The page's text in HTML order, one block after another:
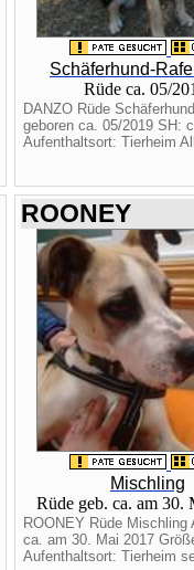
Schäferhund-
Rüde ca. 05/
DANZO Rüde
geboren ca. 05/2019 SH:
Aufenthaltsort: Tierheim
ROONEY
Mischling
Rüde geb. ca. am 30.
ROONEY Rüde Mischling
ca. am 30. Mai 2017
Aufenthaltsort: Tierheim